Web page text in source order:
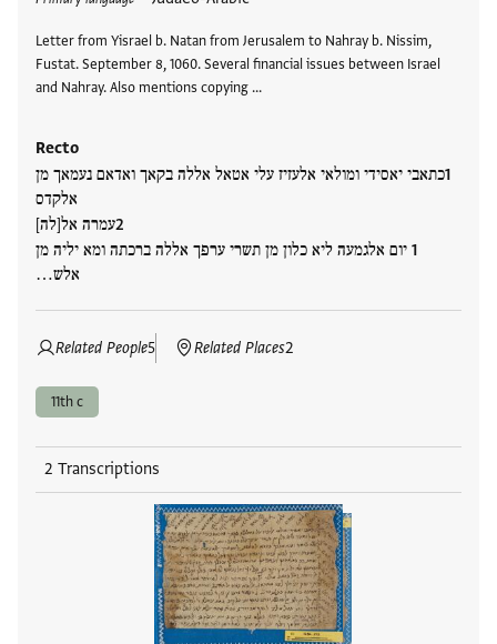
Letter from Yisrael b. Natan from Jerusalem to Nahray b. Nissim,
Fustat. September 8, 1060. Several financial issues between Israel
and Nahray. Also mentions copying …
Recto
כתאבי יאסידי ומולאי אלעזיז עלי אטאל אללה בקאך ואדאם נעמאך מן
אלקדס
עמרה אל[לה]
יום אלגמעה ליא כלון מן תשרי ערפך אללה ברכתה ומא יליה מן
אלש…
Related People5 Related Places2
11th c
2 Transcriptions